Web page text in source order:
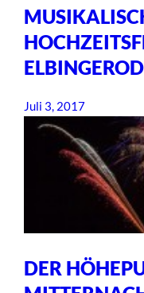
Juli 3, 2017
DER